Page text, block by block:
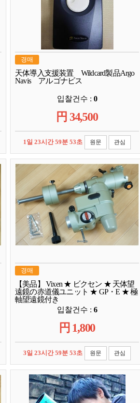
경매
天体導入支援装置 Wildcard製品Argo
Navis アルゴナビス
입찰건수 : 0
円 34,500
1일 23시간 59분 52초 원문 관심
경매
【美品】 Vixen ★ ビクセン ★ 天体望
遠鏡の赤道儀ユニット ★ GP・E ★ 極
軸望遠鏡付き
입찰건수 : 6
円 1,800
3일 23시간 59분 52초 원문 관심